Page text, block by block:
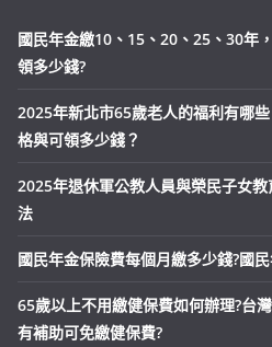
國民年金繳10、15、20、25、30年
領多少錢?
2025年新北市65歲老人的福利有哪
格與可領多少錢？
2025年退休軍公教人員與榮民子女
法
國民年金保險費每個月繳多少錢?國
65歲以上不用繳健保費如何辦理?台
有補助可免繳健保費?